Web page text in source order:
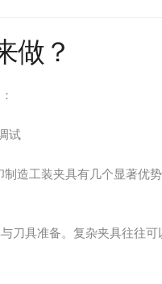
做？
试
造工装夹具有几个显著优势
刀具准备。复杂夹具往往可